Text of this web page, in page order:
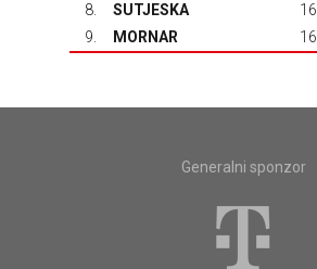
8.
SUTJESKA 16
9.
MORNAR 16
Generalni sponzor